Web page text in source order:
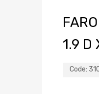
1.9 D
Code: